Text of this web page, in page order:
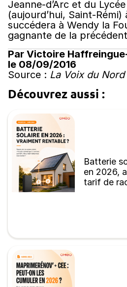
Jeanne-d’Arc et du
(aujourd’hui, Saint-Rémi)
succédera à Wendy la
gagnante de la
Par Victoire
le 08/09/2016
Source : La Voix du Nord
Découvrez aussi :
Batterie
en 2026,
tarif de